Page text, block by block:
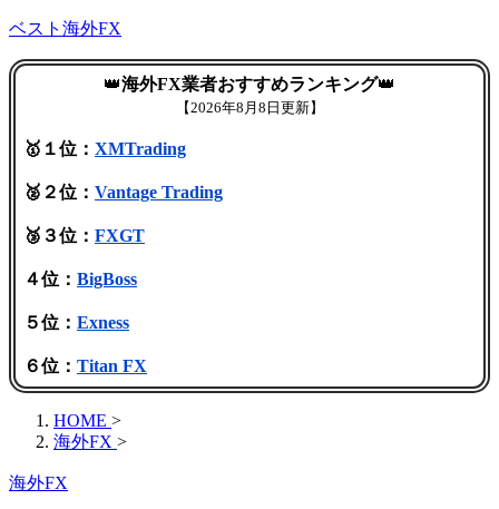
ベスト海外FX
👑海外FX業者おすすめランキング👑
【2026年8月8日更新】
🥇１位： XMTrading
🥈２位： Vantage Trading
🥉３位： FXGT
４位： BigBoss
５位： Exness
６位： Titan FX
HOME >
海外FX >
海外FX